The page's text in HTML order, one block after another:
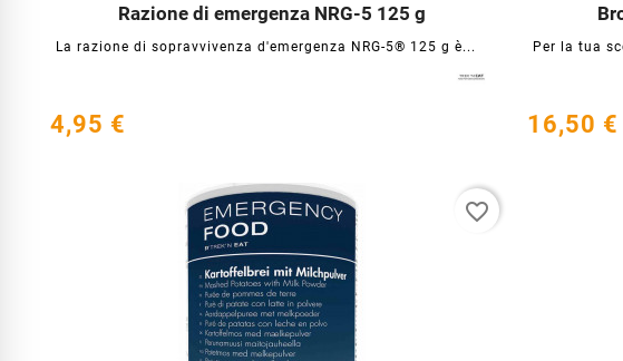
Razione di emergenza NRG-5 125 g
La razione di sopravvivenza d'emergenza NRG-5® 125 g è...
   
4,95 €
Per la tua
16,50 €
favorite_border